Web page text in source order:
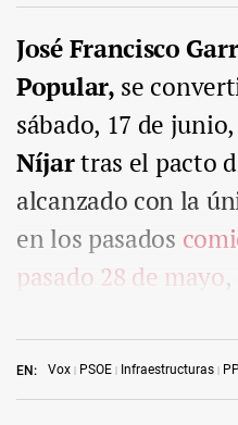
EN: Vox PSOE Infraestructuras PP
José Francisco
Popular, se
sábado, 17 de
Níjartras el pacto
alcanzado con la
en los pasados
pasado 28 de mayo,